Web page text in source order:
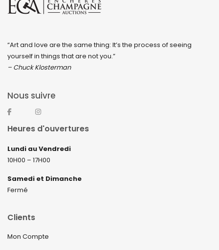
octobre 2022
août 2022
juillet 2022
mai 2022
avril 2022
mars 2022
février 2022
novembre 2021
août 2021
juillet 2021
“Art and love are the same thing: It’s the process of seeing
yourself in things that are not you.”
– Chuck Klosterman
Nous suivre
Heures d'ouvertures
Lundi au Vendredi
10H00 – 17H00
Samedi et Dimanche
Fermé
Clients
Mon Compte